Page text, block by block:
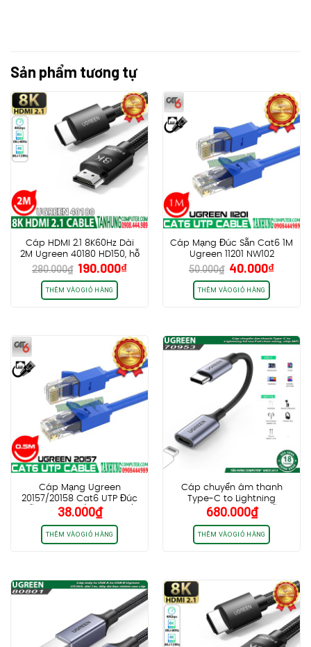
Sản phẩm tương tự
Cáp HDMI 2.1 8K60Hz Dài
2M Ugreen 40180 HD150, hỗ
trợ eARC HDR 48Gbps
280.000₫ Giá
gốc
là:
280.000₫.
190.000₫Giá
THÊM VÀO GIỎ HÀNG
Cáp Mạng Đúc Sẵn Cat6 1M
Ugreen 11201 NW102
50.000₫ Giá
gốc
là:
50.000₫.
40.000₫Giá
THÊM VÀO GIỎ HÀNG
Cáp Mạng Ugreen
20157/20158 Cat6 UTP Đúc
Sẵn Dài 0,5M ( Màu Đen )
38.000₫
THÊM VÀO GIỎ HÀNG
Cáp chuyển âm thanh
Type-C to Lightning
Ugreen 70953 US342, hỗ trợ
Full chức năng, chip MFi,
dây bọc dù
680.000₫
THÊM VÀO GIỎ HÀNG